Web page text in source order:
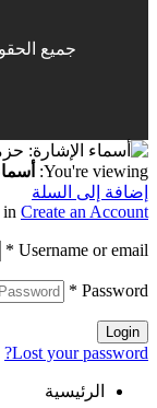
جميع
You're viewing:
إضافة إلى السلة
in Create an Account
Username or email
*
Password
*
Login
Lost your password?
الرئيسية